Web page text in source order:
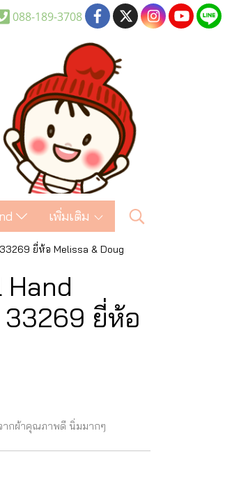
088-189-3708
เพิ่มเติม
ยี่ห้อ Melissa & Doug
33269 ยี่ห้อ
ากผ้าคุณภาพดี นิ่มมากๆ